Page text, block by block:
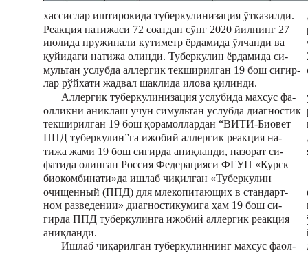
хассислар иштирокида туберкулинизация ўтказилди.
Реакция натижаси 72 соатдан сўнг 2020 йилнинг 27
июлида пружинали кутиметр ёрдамида ўлчанди ва
қуйидаги натижа олинди. Туберкулин ёрдамида си-
мультан услубда аллергик текширилган 19 бош сигир-
лар рўйхати жадвал шаклида илова қилинди.
Аллергик туберкулинизация услубида махсус фа-
олликни аниклаш учун симультан услубда диагностик
текширилган 19 бош қорамоллардан “ВИТИ-Биовет
ППД туберкулин”га ижобий аллергик реакция на-
тижа жами 19 бош сигирда аниқланди, назорат си-
фатида олинган Россия Федерацияси ФГУП «Курск
биокомбинати»да ишлаб чиқилган «Туберкулин
очищенный (ППД) для млекопитающих в стандарт-
ном разведении» диагностикумига ҳам 19 бош си-
гирда ППД туберкулинга ижобий аллергик реакция
аниқланди.
Ишлаб чиқарилган туберкулиннинг махсус фаол-